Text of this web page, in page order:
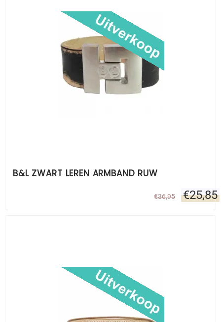
B&L ZWART LEREN ARMBAND RUW
€36,95 €25,85